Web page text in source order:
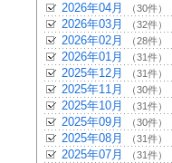
2026年04月 （30件）
2026年03月 （32件）
2026年02月 （28件）
2026年01月 （31件）
2025年12月 （31件）
2025年11月 （30件）
2025年10月 （31件）
2025年09月 （30件）
2025年08月 （31件）
2025年07月 （31件）